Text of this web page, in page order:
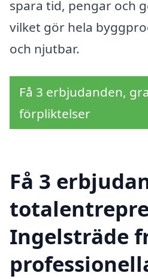
spara tid, pengar och
vilket gör hela
och njutbar.
Få 3 erbjudanden,
förpliktelser
Få 3
Ingelsträde